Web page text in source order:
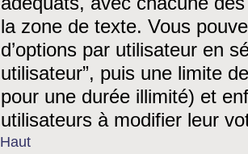
la zone de texte. Vous
d’options par utilisateur en
utilisateur”, puis une limite
pour une durée illimité) et
utilisateurs à modifier leur
Haut